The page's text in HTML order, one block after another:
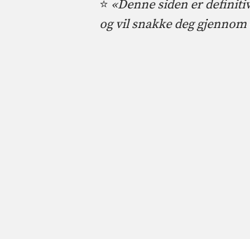
⭐ «Denne siden er
og vil snakke deg